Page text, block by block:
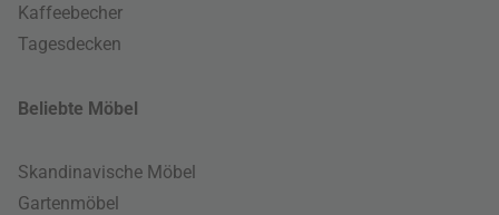
Kaffeebecher
Tagesdecken
Beliebte Möbel
Skandinavische Möbel
Gartenmöbel